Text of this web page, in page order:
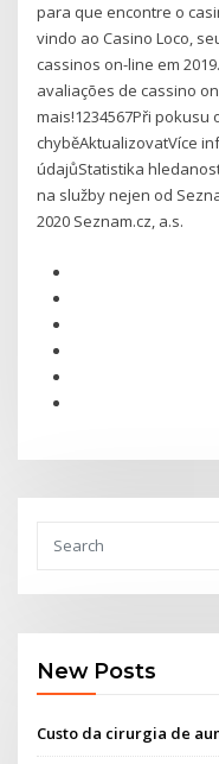
para que encontre o
vindo ao Casino Loco,
cassinos on-line em
avaliações de cassino
mais!1234567Při
chyběAktualizovatVíce
údajůStatistika
na služby nejen od
2020 Seznam.cz, a.s.
New Posts
Custo da cirurgia de